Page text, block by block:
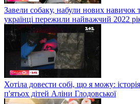
Завели собаку, набули нових навичок
українці пережили найважчий 2022
Хотіла довести собі, що я можу:
п'ятьох дітей Аліни Глодовської